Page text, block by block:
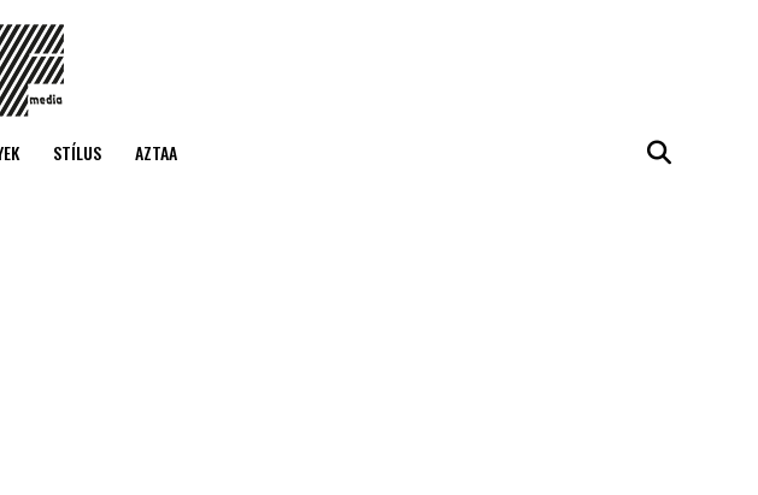
STÍLUS AZTAA